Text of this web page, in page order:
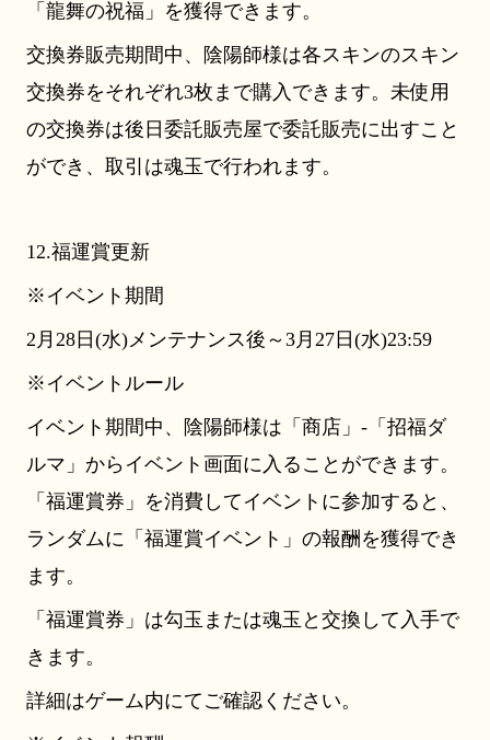
「龍舞の祝福」を獲得できます。
交換券販売期間中、陰陽師様は各スキンのスキン
交換券をそれぞれ3枚まで購入できます。未使用
の交換券は後日委託販売屋で委託販売に出すこと
ができ、取引は魂玉で行われます。
12.福運賞更新
※イベント期間
2月28日(水)メンテナンス後～3月27日(水)23:59
※イベントルール
イベント期間中、陰陽師様は「商店」-「招福ダ
ルマ」からイベント画面に入ることができます。
「福運賞券」を消費してイベントに参加すると、
ランダムに「福運賞イベント」の報酬を獲得でき
ます。
「福運賞券」は勾玉または魂玉と交換して入手で
きます。
詳細はゲーム内にてご確認ください。